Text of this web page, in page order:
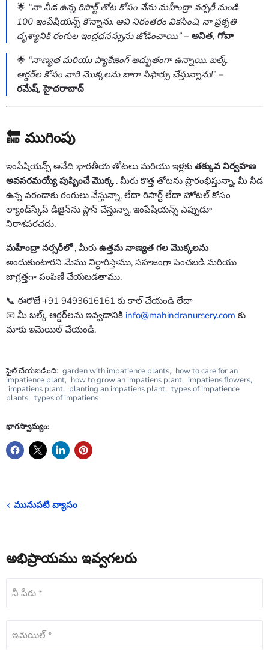
🌟 “నా నీడ ఉన్న రిసార్ట్ తోట కోసం నేను మహీంద్రా నర్సరీ నుండి
100 ఇంపేషియన్స్ కొన్నాను. అవి నిరంతరం వికసించి, నా ప్రకృతి
దృశ్యానికి రంగుల ఇంద్రధనస్సును జోడించాయి.” – అనిత, గోవా
🌟 “నాణ్యత మరియు ప్యాకేజింగ్ అద్భుతంగా ఉన్నాయి. బల్క్
ఆర్డర్‌ల కోసం వారి మొక్కలను బాగా సిఫార్సు చేస్తున్నాను!” –
రమేష్, హైదరాబాద్
🔚 ముగింపు
ఇంపేషియన్స్ అనేది భారతీయ తోటలు మరియు ఇళ్లకు తక్కువ నిర్వహణ
అవసరమయ్యే పుష్పించే మొక్క. మీరు కొత్త తోటను ప్రారంభిస్తున్నా, మీ నీడ
ఉన్న వరండాకు రంగులు వేస్తున్నా, లేదా రిసార్ట్ లేదా హోటల్ కోసం
ల్యాండ్‌స్కేప్ డిజైన్‌ను ప్లాన్ చేస్తున్నా, ఇంపేషియన్స్ ఎప్పుడూ
నిరాశపరచదు.
మహీంద్రా నర్సరీలో, మీరు ఉత్తమ నాణ్యత గల మొక్కలను
అందుకుంటారని మేము నిర్ధారిస్తాము, సహజంగా పెంచబడి మరియు
జాగ్రత్తగా పంపిణీ చేయబడతాము.
📞 ఈరోజే +91 9493616161 కు కాల్ చేయండి లేదా
📧 మీ బల్క్ ఆర్డర్‌లను ఇవ్వడానికి info@mahindranursery.com కు
మాకు ఇమెయిల్ చేయండి.
ఫైల్ చేయబడింది: garden with impatience plants, how to care for an
impatience plant, how to grow an impatiens plant, impatiens flowers,
impatiens plant, planting an impatiens plant, types of impatience
plants, types of impatiens
భాగస్వామ్యం:
మునుపటి వ్యాసం
అభిప్రాయము ఇవ్వగలరు
నీ పేరు *
ఇమెయిల్ *